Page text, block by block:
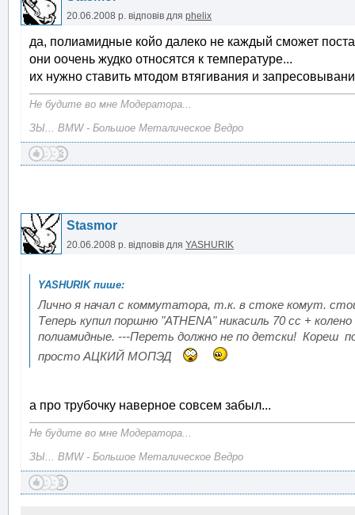
20.06.2008 р. відповів для phelix
да, полиамидные койо далеко не каждый сможет
они оочень жудко относятся к температуре...
их нужно ставить мтодом втягивания и
Не будите во мне Модератора...
ЗЫ... BMW - Большое Металическое Ведро
Stasmor
20.06.2008 р. відповів для YASHURIK
Лично я начал с коммутатора, т.к. в стоке комут.
Теперь купил поршню "ATHENA" никасиль 70 сс +
полиамидные. ---Переть должно не по детски! Кореш
просто АЦКИЙ МОПЭД
а про трубочку наверное совсем забыл...
Не будите во мне Модератора...
ЗЫ... BMW - Большое Металическое Ведро